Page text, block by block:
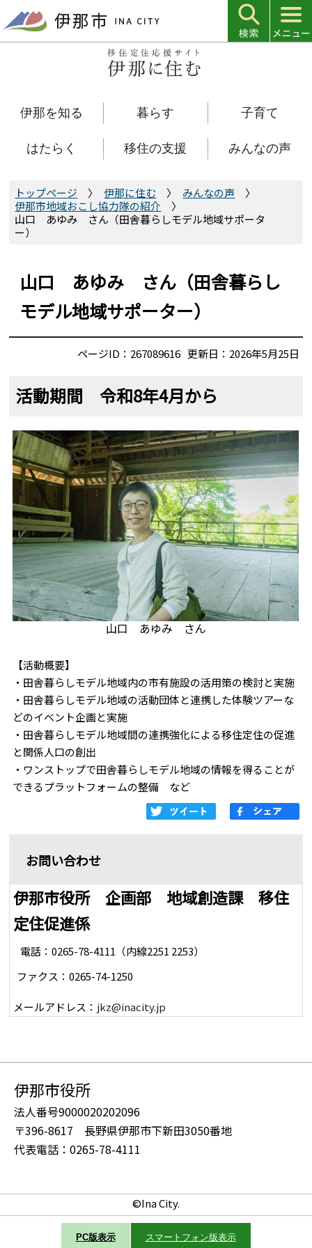
の
ペ
伊那を知る 暮らす 子育て
はたらく 移住の支援 みんなの声
トップページ 伊那に住む
みんなの声
伊那市地域おこし協力隊の紹介
山口 あゆみ さん（田舎暮らしモデル地域サポータ
ー）
山口 あゆみ さん（田舎暮らし
モデル地域サポーター）
ページID：267089616 更新日：2026年5月25日
活動期間 令和8年4月から
山口 あゆみ さん
【活動概要】
・田舎暮らしモデル地域内の市有施設の活用策の検討と実施
・田舎暮らしモデル地域の活動団体と連携した体験ツアーな
どのイベント企画と実施
・田舎暮らしモデル地域間の連携強化による移住定住の促進
と関係人口の創出
・ワンストップで田舎暮らしモデル地域の情報を得ることが
できるプラットフォームの整備 など
お問い合わせ
伊那市役所 企画部 地域創造課 移住
定住促進係
電話：0265-78-4111（内線2251 2253）
ファクス：0265-74-1250
メールアドレス： jkz@inacity.jp
伊那市役所
法人番号9000020202096
〒396-8617 長野県伊那市下新田3050番地
代表電話：0265-78-4111
©Ina City.
PC版表示 スマートフォン版表示